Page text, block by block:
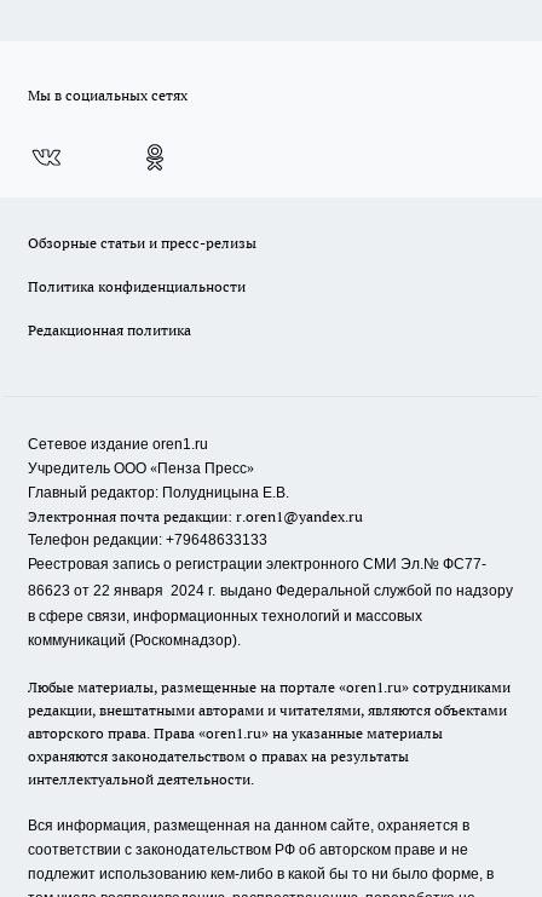
Мы в социальных сетях
Обзорные статьи и пресс-релизы
Политика конфиденциальности
Редакционная политика
Сетевое издание oren1.ru
Учредитель ООО «Пенза Пресс»
Главный редактор: Полудницына Е.В.
Электронная почта редакции: r.oren1@yandex.ru
Телефон редакции: +79648633133
Реестровая запись о регистрации электронного СМИ Эл.№ ФС77-
86623 от 22 января 2024 г. выдано Федеральной службой по надзору
в сфере связи, информационных технологий и массовых
коммуникаций (Роскомнадзор).
Любые материалы, размещенные на портале «oren1.ru» сотрудниками
редакции, внештатными авторами и читателями, являются объектами
авторского права. Права «oren1.ru» на указанные материалы
охраняются законодательством о правах на результаты
интеллектуальной деятельности.
Вся информация, размещенная на данном сайте, охраняется в
соответствии с законодательством РФ об авторском праве и не
подлежит использованию кем-либо в какой бы то ни было форме, в